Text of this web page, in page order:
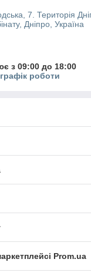
7. Територія
Дніпро, Україна
з 09:00 до 18:00
роботи
Prom.ua